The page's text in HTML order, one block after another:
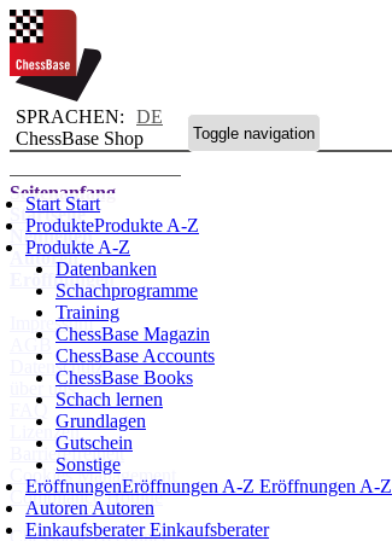
SPRACHEN:
DE
ChessBase Shop
Toggle navigation
StartStart
ProdukteProdukte A-Z
Produkte A-Z
Datenbanken
Schachprogramme
Training
ChessBase Magazin
ChessBase Accounts
ChessBase Books
Schach lernen
Grundlagen
Gutschein
Sonstige
EröffnungenEröffnungen A-Z Eröffnungen A-Z
Autoren Autoren
EinkaufsberaterEinkaufsberater
Seitenanfang
Startseite
Neuheiten
Autoren
Eröffnungen
Impressum
AGB
Datenschutz
über uns
FAQ
Lizenzen
Barrierefreiheit
Cookies Management
Compliance Hotline
Chessbase Accounts